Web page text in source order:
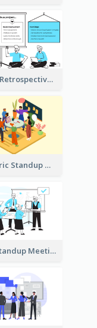
Scrum Retrospective Meeting Illustration
Isometric Standup Meeting Illustration
Daily Standup Meeting Illustration